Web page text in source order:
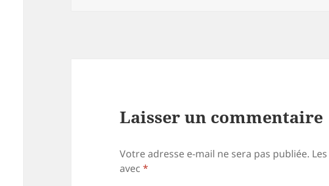
Laisser un commentaire
Votre adresse e-mail ne sera pas publiée.
avec*